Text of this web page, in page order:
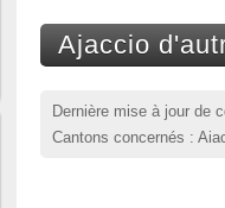
Ajaccio
Dernière mise à jour de
Cantons concernés :